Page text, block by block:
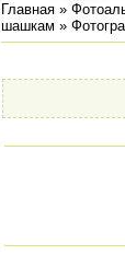
Главная »
шашкам »